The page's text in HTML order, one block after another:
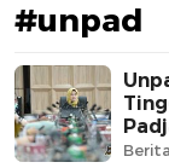
#unpad
Berita